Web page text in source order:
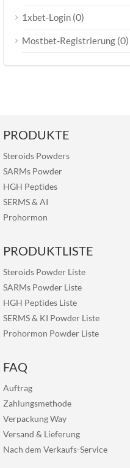
1xbet-Login (0)
Mostbet-Registrierung (0)
PRODUKTE
Steroids Powders
SARMs Powder
HGH Peptides
SERMS& AI
Prohormon
PRODUKTLISTE
Steroids Powder Liste
SARMs Powder Liste
HGH Peptides Liste
SERMS & KI Powder Liste
Prohormon Powder Liste
FAQ
Auftrag
Zahlungsmethode
Verpackung Way
Versand & Lieferung
Nach dem Verkaufs-Service